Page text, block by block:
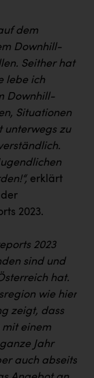
dem
Downhill-
Seither hat
lebe ich
Downhill-
Situationen
unterwegs zu
erklärt
2023.
2023
sind und
hat.
wie hier
zeigt, dass
einem
Jahr
auch abseits